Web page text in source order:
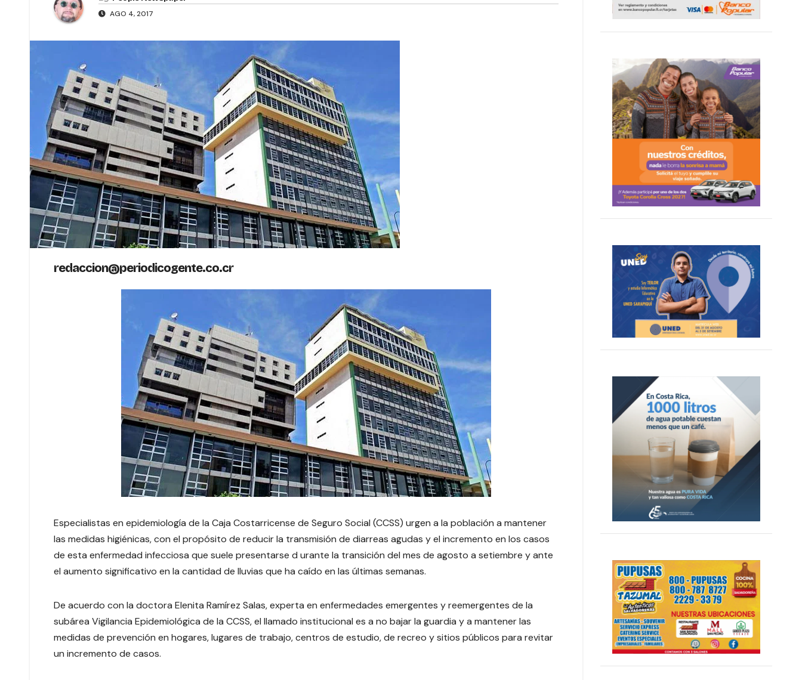
AGO 4, 2017
redaccion@periodicogente.co.cr
Especialistas en epidemiología de la Caja Costarricense de Seguro Social (CCSS) urgen a la población a mantener
las medidas higiénicas, con el propósito de reducir la transmisión de diarreas agudas y el incremento en los casos
de esta enfermedad infecciosa que suele presentarse d urante la transición del mes de agosto a setiembre y ante
el aumento significativo en la cantidad de lluvias que ha caído en las últimas semanas.
De acuerdo con la doctora Elenita Ramírez Salas, experta en enfermedades emergentes y reemergentes de la
subárea Vigilancia Epidemiológica de la CCSS, el llamado institucional es a no bajar la guardia y a mantener las
medidas de prevención en hogares, lugares de trabajo, centros de estudio, de recreo y sitios públicos para revitar
un incremento de casos.